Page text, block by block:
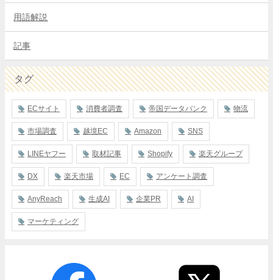
用語解説
記事
タグ
ECサイト 消費者調査 帝国データバンク 物流
市場調査 越境EC Amazon SNS
LINEヤフー 取材記事 Shopify 楽天グループ
DX 楽天市場 EC アンケート調査
AnyReach 生成AI 企業PR AI
マーケティング